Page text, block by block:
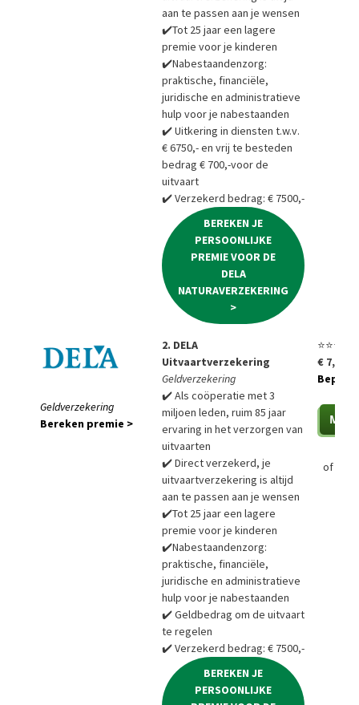
aan te passen aan je wensen
✔️Tot 25 jaar een lagere
premie voor je kinderen
✔️Nabestaandenzorg:
praktische, financiële,
juridische en administratieve
hulp voor je nabestaanden
✔️ Uitkering in diensten t.w.v.
€ 6750,- en vrij te besteden
bedrag € 700,-voor de
uitvaart
✔️ Verzekerd bedrag: € 7500,-
BEREKEN JE
PERSOONLIJKE
PREMIE VOOR DE
DELA
NATURAVERZEKERING
>
Geldverzekering
Bereken premie >
2. DELA
Uitvaartverzekering
Geldverzekering
✔️ Als coöperatie met 3
miljoen leden, ruim 85 jaar
ervaring in het verzorgen van
uitvaarten
✔️ Direct verzekerd, je
uitvaartverzekering is altijd
aan te passen aan je wensen
✔️Tot 25 jaar een lagere
premie voor je kinderen
✔️Nabestaandenzorg:
praktische, financiële,
juridische en administratieve
hulp voor je nabestaanden
✔️ Geldbedrag om de uitvaart
te regelen
✔️ Verzekerd bedrag: € 7500,-
BEREKEN JE
PERSOONLIJKE
⭐⭐⭐⭐⭐
€ 7,85
Bepaal
of